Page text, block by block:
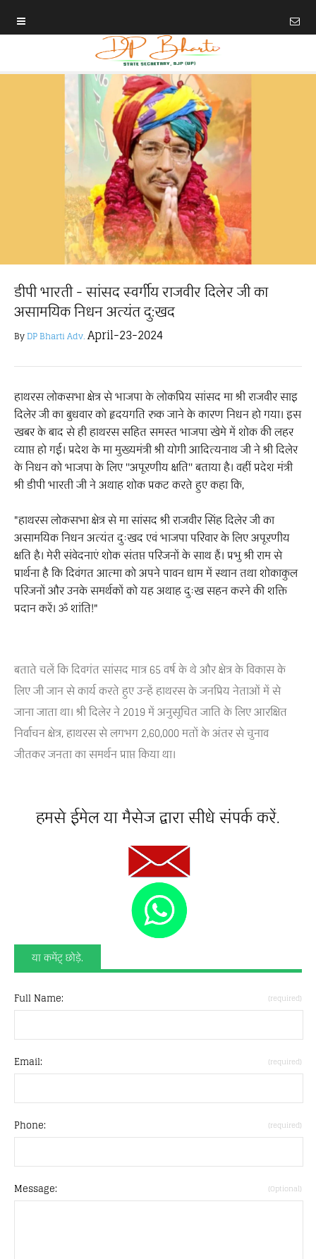
डीपी भारती - सांसद स्वर्गीय राजवीर दिलेर जी का
असामयिक निधन अत्यंत दु:खद
ByDP Bharti Adv.April-23-2024
हाथरस लोकसभा क्षेत्र से भाजपा के लोकप्रिय सांसद मा श्री राजवीर साइ
दिलेर जी का बुधवार को हृदयगति रुक जाने के कारण निधन हो गया। इस
खबर के बाद से ही हाथरस सहित समस्त भाजपा खेमे में शोक की लहर
व्याप्त हो गई। प्रदेश के मा मुख्यमंत्री श्री योगी आदित्यनाथ जी ने श्री दिलेर
के निधन को भाजपा के लिए ''अपूरणीय क्षति'' बताया है। वहीं प्रदेश मंत्री
श्री डीपी भारती जी ने अथाह शोक प्रकट करते हुए कहा कि,
"हाथरस लोकसभा क्षेत्र से मा सांसद श्री राजवीर सिंह दिलेर जी का
असामयिक निधन अत्यंत दुःखद एवं भाजपा परिवार के लिए अपूरणीय
क्षति है। मेरी संवेदनाएं शोक संतप्त परिजनों के साथ हैं। प्रभु श्री राम से
प्रार्थना है कि दिवंगत आत्मा को अपने पावन धाम में स्थान तथा शोकाकुल
परिजनों और उनके समर्थकों को यह अथाह दुःख सहन करने की शक्ति
प्रदान करें। ॐ शांति!"
बताते चलें कि दिवगंत सांसद मात्र 65 वर्ष के थे और क्षेत्र के विकास के
लिए जी जान से कार्य करते हुए उन्हें हाथरस के जनप्रिय नेताओं में से
जाना जाता था। श्री दिलेर ने 2019 में अनुसूचित जाति के लिए आरक्षित
निर्वाचन क्षेत्र, हाथरस से लगभग 2,60,000 मतों के अंतर से चुनाव
जीतकर जनता का समर्थन प्राप्त किया था।
हमसे ईमेल या मैसेज द्वारा सीधे संपर्क करें.
या कमेंट् छोड़े.
Full Name: (required)
Email: (required)
Phone: (required)
Message: (Optional)